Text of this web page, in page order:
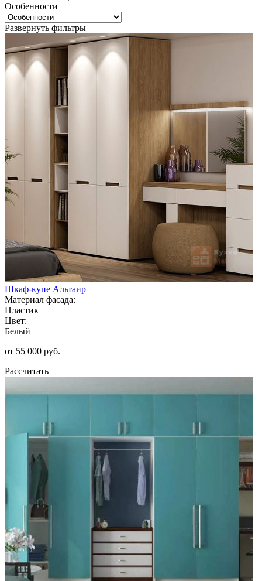
Особенности
Развернуть фильтры
Шкаф-купе Альтаир
Материал фасада:
Пластик
Цвет:
Белый
от 55 000 руб.
Рассчитать